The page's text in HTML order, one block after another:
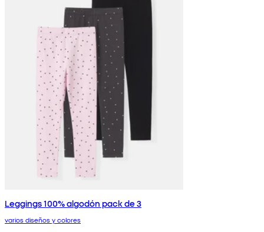
Leggings 100% algodón pack de 3
varios diseños y colores